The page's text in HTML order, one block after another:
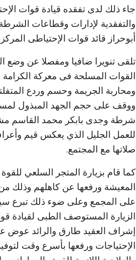
جاء ذلك لدى تفقده قيادة قوات
والتفقدية لإدارات وقطاعات
أبوحراز قائد قوات الإحتياطى
تلقى تنويرا ضافيا ومفصلا عن وضع
القوات المسلحة فى معركة الكرامة
ومحاربة الجريمة وحسم وردع
ووقف على حجم الجهد المبذول
للعمل الجليل الذي يعكس قيم
صلاتها مع المجتمع.
كما قام بزيارة المتجر السلعي
المعيشة ورفعها عن كاهلهم وذلك
الزيارة المستوصف الطبى لقيادة
إشراف العقيد طارق والرائد عوض
الإحتياجات ورفعها بأسرع وقت